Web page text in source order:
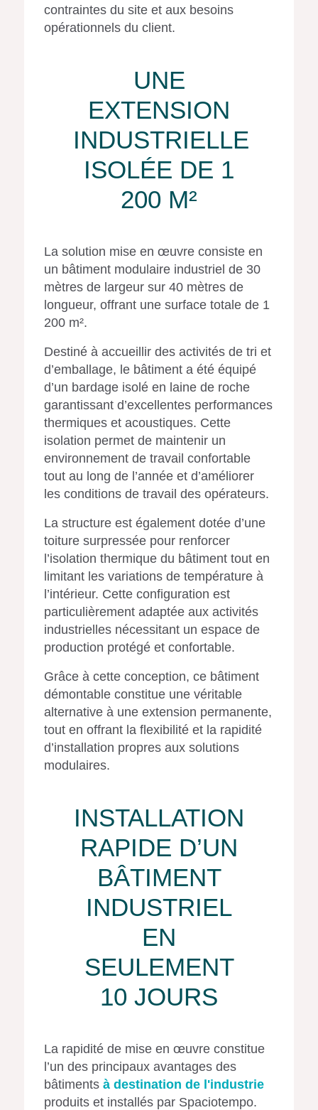
contraintes du site et aux besoins
opérationnels du client.
UNE
EXTENSION
INDUSTRIELLE
ISOLÉE DE 1
200 M²
La solution mise en œuvre consiste en
un bâtiment modulaire industriel de 30
mètres de largeur sur 40 mètres de
longueur, offrant une surface totale de 1
200 m².
Destiné à accueillir des activités de tri et
d’emballage, le bâtiment a été équipé
d’un bardage isolé en laine de roche
garantissant d’excellentes performances
thermiques et acoustiques. Cette
isolation permet de maintenir un
environnement de travail confortable
tout au long de l’année et d’améliorer
les conditions de travail des opérateurs.
La structure est également dotée d’une
toiture surpressée pour renforcer
l’isolation thermique du bâtiment tout en
limitant les variations de température à
l’intérieur. Cette configuration est
particulièrement adaptée aux activités
industrielles nécessitant un espace de
production protégé et confortable.
Grâce à cette conception, ce bâtiment
démontable constitue une véritable
alternative à une extension permanente,
tout en offrant la flexibilité et la rapidité
d’installation propres aux solutions
modulaires.
INSTALLATION
RAPIDE D’UN
BÂTIMENT
INDUSTRIEL
EN
SEULEMENT
10 JOURS
La rapidité de mise en œuvre constitue
l’un des principaux avantages des
bâtiments à destination de l'industrie
produits et installés par Spaciotempo.